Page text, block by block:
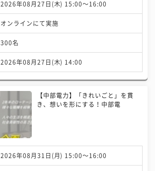
2026年08月27日(木) 15:00〜16:00
オンラインにて実施
300名
2026年08月27日(木) 14:00
【中部電力】「きれいごと」を貫
き、想いを形にする！中部電
2026年08月31日(月) 15:00〜16:00